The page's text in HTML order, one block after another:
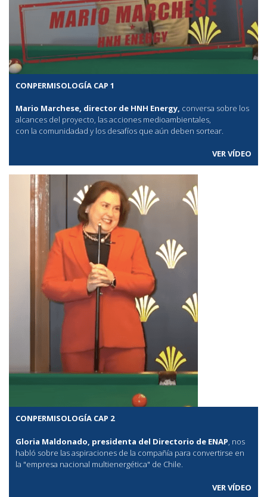
CONPERMISOLOGÍA CAP 1
Mario Marchese, director de HNH Energy, conversa sobre los
alcances del proyecto, las acciones medioambientales,
con la comunidadad y los desafíos que aún deben sortear.
VER VÍDEO
CONPERMISOLOGÍA CAP 2
Gloria Maldonado, presidenta del Directorio de ENAP, nos
habló sobre las aspiraciones de la compañía para convertirse en
la "empresa nacional multienergética" de Chile.
VER VÍDEO